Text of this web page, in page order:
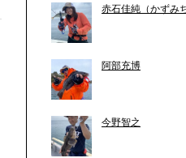
赤石佳純（かずみ
阿部充博
今野智之